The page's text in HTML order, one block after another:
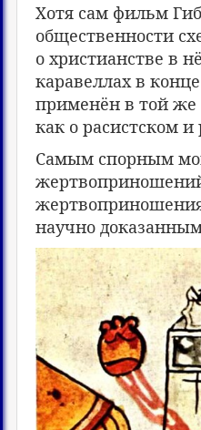
Хотя сам фильм
общественности
о христианстве в
каравеллах в
применён в той
как о расистском
Самым спорным
научно